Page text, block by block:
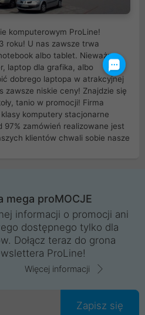
komputerowym ProLine!
roku! U nas zawsze trwa
albo tablet. Nieważne
laptop dla grafika, albo
dobrego laptopa w atrakcyjnej
zawsze niskie ceny! Znajdzie się
tanio w promocji! Firma
komputery stacjonarne
97% zamówień realizowane jest
klientów chwali sobie nasze
Gliwice, Kalisz, Bytom,
obsługa!
polskim kapitałem. Działamy
kraju! Posiadamy siedzibę
na terenie kraju. Cała
ProLine jest
zakup notebooka albo laptopa w
i pełne bezpieczeństwo.
mega proMOCJE
informacji o promocji ani
dostępnego tylko dla
Dołącz teraz do grona
ProLine!
Więcej informacji
Zapisz się